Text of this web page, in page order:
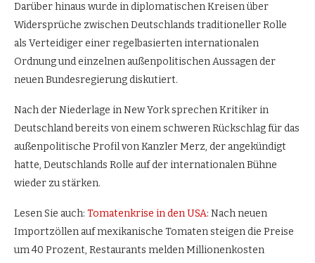
Darüber hinaus wurde in diplomatischen Kreisen über
Widersprüche zwischen Deutschlands traditioneller Rolle
als Verteidiger einer regelbasierten internationalen
Ordnung und einzelnen außenpolitischen Aussagen der
neuen Bundesregierung diskutiert.
Nach der Niederlage in New York sprechen Kritiker in
Deutschland bereits von einem schweren Rückschlag für das
außenpolitische Profil von Kanzler Merz, der angekündigt
hatte, Deutschlands Rolle auf der internationalen Bühne
wieder zu stärken.
Lesen Sie auch: Tomatenkrise in den USA: Nach neuen
Importzöllen auf mexikanische Tomaten steigen die Preise
um 40 Prozent, Restaurants melden Millionenkosten